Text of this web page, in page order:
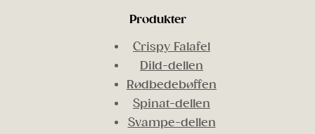
Produkter
Crispy Falafel
Dild-dellen
Rødbedebøffen
Spinat-dellen
Svampe-dellen